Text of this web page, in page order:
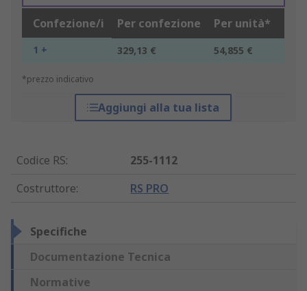
Confezione/i Per confezione Per unità*
1 + 329,13 € 54,855 €
*prezzo indicativo
Aggiungi alla tua lista
Codice RS:
255-1112
Costruttore: RS PRO
Specifiche
Documentazione Tecnica
Normative